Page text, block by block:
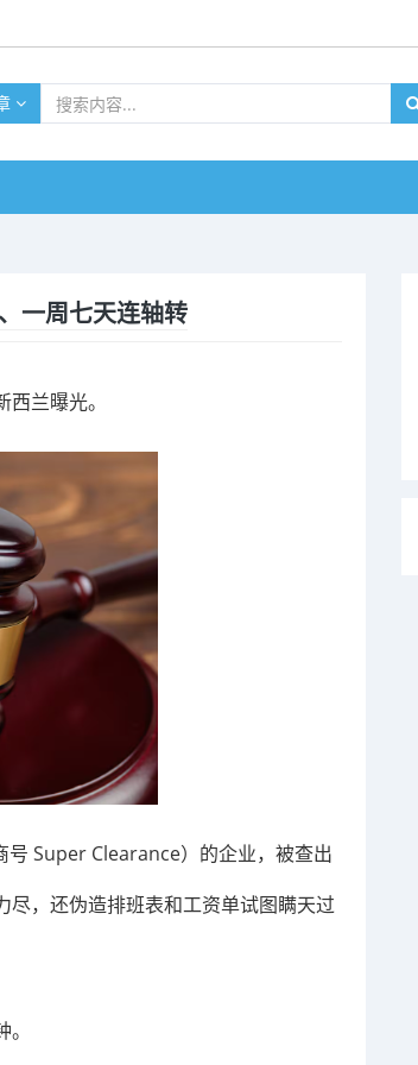
一周七天连轴转
兰曝光。
Super Clearance）的企业，被查出
，还伪造排班表和工资单试图瞒天过